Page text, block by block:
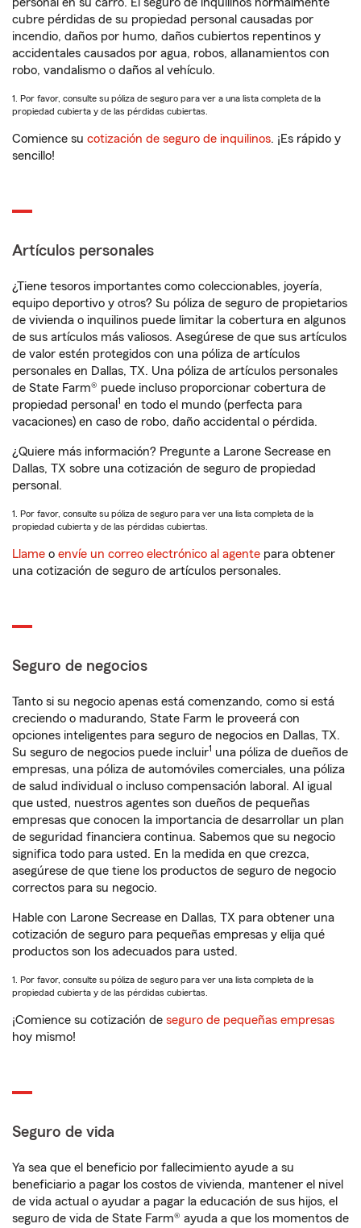
cubre pérdidas de su propiedad personal causadas por
incendio, daños por humo, daños cubiertos repentinos y
accidentales causados por agua, robos, allanamientos con
robo, vandalismo o daños al vehículo.
1. Por favor, consulte su póliza de seguro para ver a una lista completa de la
propiedad cubierta y de las pérdidas cubiertas.
Comience su cotización de seguro de inquilinos. ¡Es rápido y
sencillo!
Artículos personales
¿Tiene tesoros importantes como coleccionables, joyería,
equipo deportivo y otros? Su póliza de seguro de propietarios
de vivienda o inquilinos puede limitar la cobertura en algunos
de sus artículos más valiosos. Asegúrese de que sus artículos
de valor estén protegidos con una póliza de artículos
personales en Dallas, TX. Una póliza de artículos personales
de State Farm® puede incluso proporcionar cobertura de
propiedad personal 1 en todo el mundo (perfecta para
vacaciones) en caso de robo, daño accidental o pérdida.
¿Quiere más información? Pregunte a Larone Secrease en
Dallas, TX sobre una cotización de seguro de propiedad
personal.
1. Por favor, consulte su póliza de seguro para ver una lista completa de la
propiedad cubierta y de las pérdidas cubiertas.
Llame o envíe un correo electrónico al agente para obtener
una cotización de seguro de artículos personales.
Seguro de negocios
Tanto si su negocio apenas está comenzando, como si está
creciendo o madurando, State Farm le proveerá con
opciones inteligentes para seguro de negocios en Dallas, TX.
Su seguro de negocios puede incluir1 una póliza de dueños de
empresas, una póliza de automóviles comerciales, una póliza
de salud individual o incluso compensación laboral. Al igual
que usted, nuestros agentes son dueños de pequeñas
empresas que conocen la importancia de desarrollar un plan
de seguridad financiera continua. Sabemos que su negocio
significa todo para usted. En la medida en que crezca,
asegúrese de que tiene los productos de seguro de negocio
correctos para su negocio.
Hable con Larone Secrease en Dallas, TX para obtener una
cotización de seguro para pequeñas empresas y elija qué
productos son los adecuados para usted.
1. Por favor, consulte su póliza de seguro para ver una lista completa de la
propiedad cubierta y de las pérdidas cubiertas.
¡Comience su cotización de seguro de pequeñas empresas
hoy mismo!
Seguro de vida
Ya sea que el beneficio por fallecimiento ayude a su
beneficiario a pagar los costos de vivienda, mantener el nivel
de vida actual o ayudar a pagar la educación de sus hijos, el
seguro de vida de State Farm® ayuda a que los momentos de